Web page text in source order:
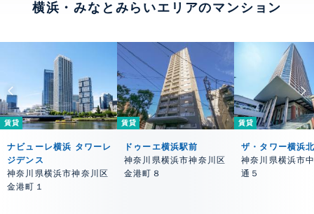
横浜・みなとみらいエリアのマンション
賃貸
ナビューレ横浜 タワーレ
ジデンス
神奈川県横浜市神奈川区
金港町１
賃貸
ドゥーエ横浜駅前
神奈川県横浜市神奈川区
金港町８
賃貸
ザ・タワー横浜
神奈川県横浜市
通５